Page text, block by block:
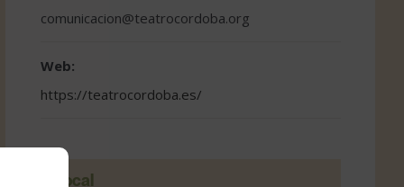
comunicacion@teatrocordoba.org
Web:
https://teatrocordoba.es/
Local